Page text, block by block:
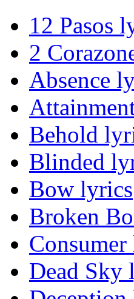
12 Pasos
2
Absence
Behold
Blinded
Bow lyrics
Broken
Dead Sky